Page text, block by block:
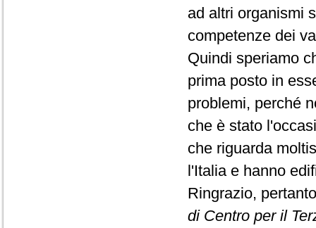
ad altri organismi
competenze dei
Quindi speriamo
prima posto in
problemi, perché
che è stato
che riguarda
l'Italia e hanno
Ringrazio,
di Centro per il